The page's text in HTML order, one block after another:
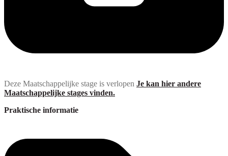
Deze Maatschappelijke stage is verlopen Je kan hier andere
Maatschappelijke stages vinden.
Praktische informatie